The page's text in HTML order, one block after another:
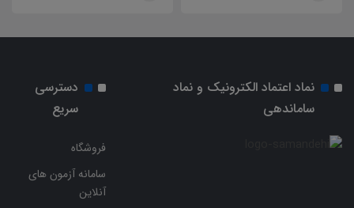
نماد اعتماد الکترونیک و نماد
ساماندهی
دسترسی
سریع
فروشگاه
سامانه آزمون های
آنلاین